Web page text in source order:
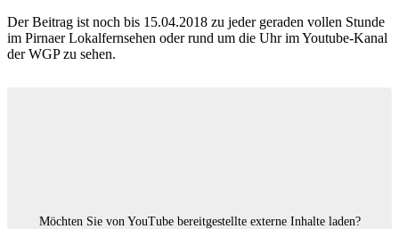
Der Beitrag ist noch bis 15.04.2018 zu jeder geraden vollen Stunde
im Pirnaer Lokalfernsehen oder rund um die Uhr im Youtube-Kanal
der WGP zu sehen.
Möchten Sie von YouTubebereitgestellte externe Inhalte laden?